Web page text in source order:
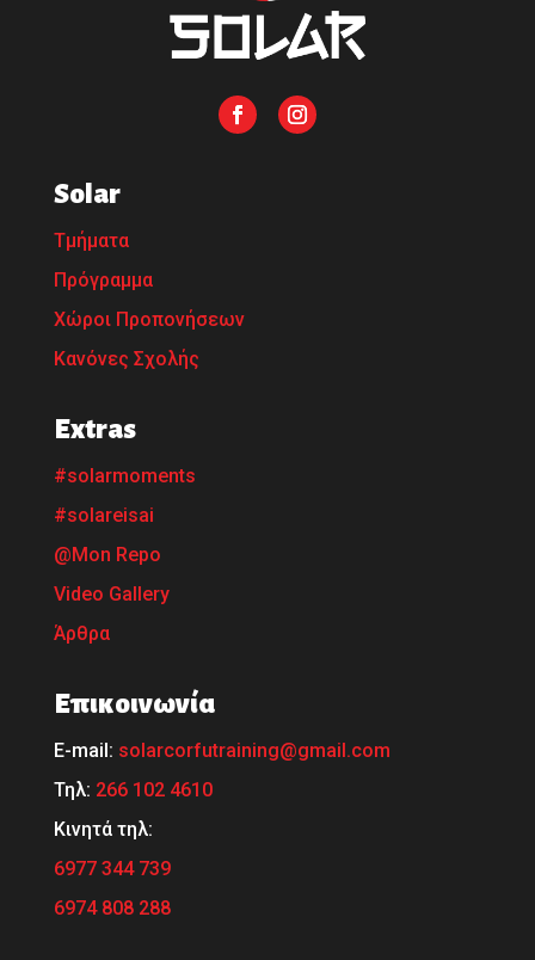
Solar
Τμήματα
Πρόγραμμα
Χώροι Προπονήσεων
Κανόνες Σχολής
Extras
#solarmoments
#solareisai
@Mon Repo
Video Gallery
Άρθρα
Επικοινωνία
Ε-mail: solarcorfutraining@gmail.com
Τηλ: 266 102 4610
Κινητά τηλ:
6977 344 739
6974 808 288